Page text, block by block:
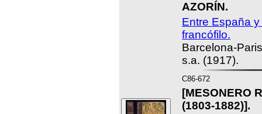
AZORÍN.
Entre España
francófilo.
Barcelona-
s.a. (1917).
C86-672
[MESONERO
(1803-1882)].